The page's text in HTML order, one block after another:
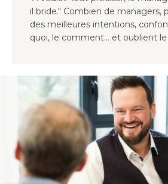
il bride." Combien de managers,
des meilleures intentions,
quoi, le comment… et oublient le